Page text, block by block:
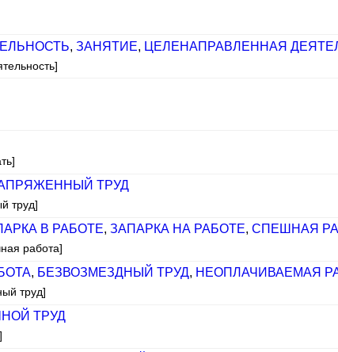
, ЗАНЯТИЕ, ЦЕЛЕНАПРАВЛЕННАЯ
ТРУД
труд]
В РАБОТЕ, ЗАПАРКА НА РАБОТЕ, СПЕШНАЯ
работа]
, БЕЗВОЗМЕЗДНЫЙ ТРУД, НЕОПЛАЧИВАЕМАЯ
труд]
ТРУД